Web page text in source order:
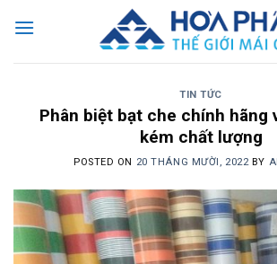
TIN TỨC
Phân biệt bạt che chính hãng
kém chất lượng
POSTED ON 20 THÁNG MƯỜI, 2022BY